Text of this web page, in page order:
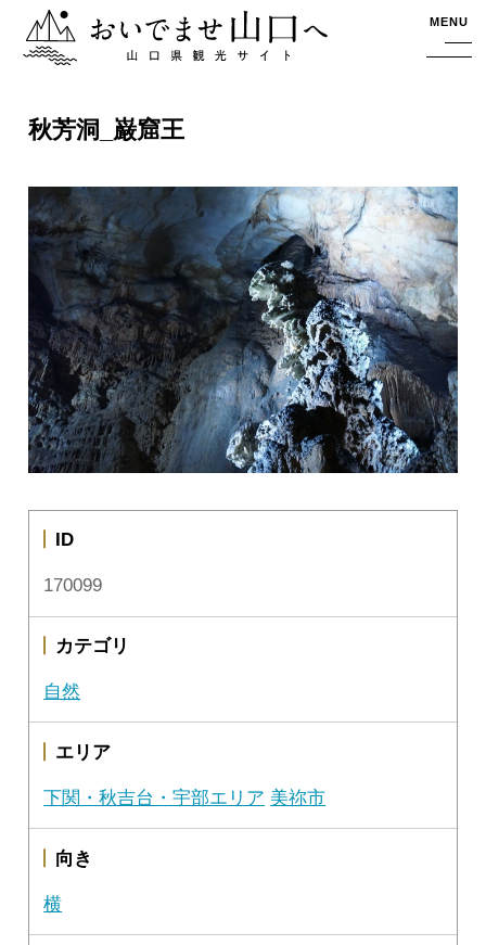
おいでませ山口へー山口県観光サイト MENU
秋芳洞_巌窟王
ID
170099
カテゴリ
自然
エリア
下関・秋吉台・宇部エリア 美祢市
向き
横